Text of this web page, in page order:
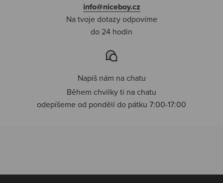
info@niceboy.cz
Na tvoje dotazy odpovíme
do 24 hodin
Napiš nám na chatu
Během chvilky ti na chatu
odepíšeme od pondělí do pátku 7:00-17:00